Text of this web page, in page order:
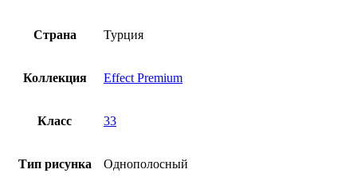
Страна Турция
Коллекция Effect Premium
Класс 33
Тип рисунка Однополосный